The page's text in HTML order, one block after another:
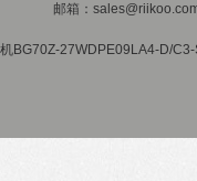
邮箱：
BG70Z-27WDPE09LA4-D/